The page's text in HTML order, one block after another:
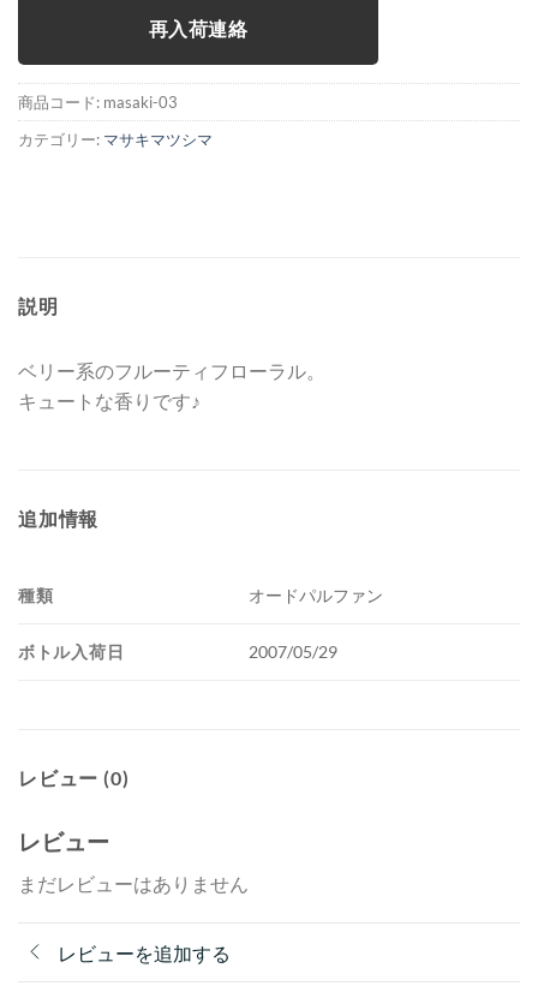
再入荷連絡
商品コード: masaki-03
カテゴリー: マサキマツシマ
説明
ベリー系のフルーティフローラル。
キュートな香りです♪
追加情報
種類 オードパルファン
ボトル入荷日 2007/05/29
レビュー (0)
レビュー
まだレビューはありません
レビューを追加する